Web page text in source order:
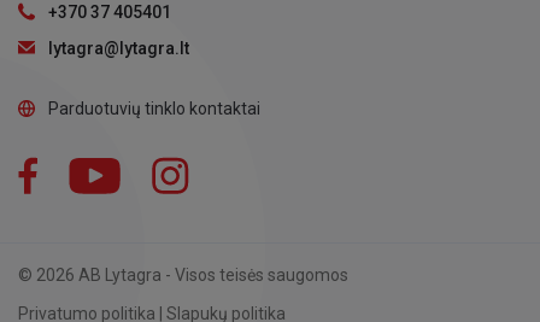
+370 37 405401
lytagra@lytagra.lt
Parduotuvių tinklo kontaktai
Facebook YouTube
© 2026 AB Lytagra - Visos teisės saugomos
Privatumo politika
Slapukų politika